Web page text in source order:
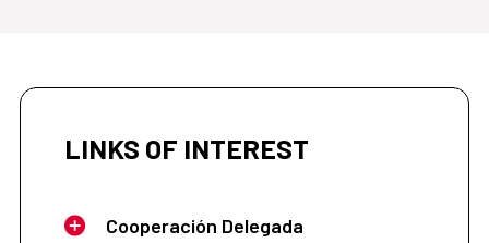
LINKS OF INTEREST
Cooperación Delegada